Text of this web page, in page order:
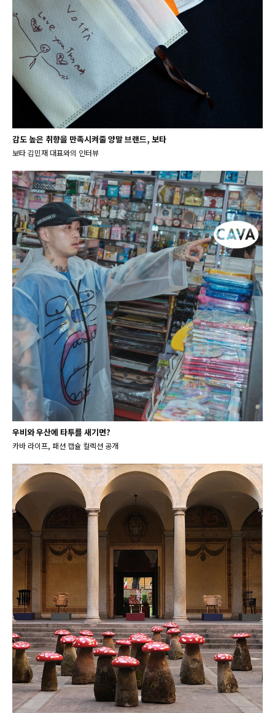
감도 높은 취향을 만족시켜줄 양말 브랜드, 보타
보타 김민재 대표와의 인터뷰
우비와 우산에 타투를 새기면?
카바 라이프, 패션 캡슐 컬렉션 공개